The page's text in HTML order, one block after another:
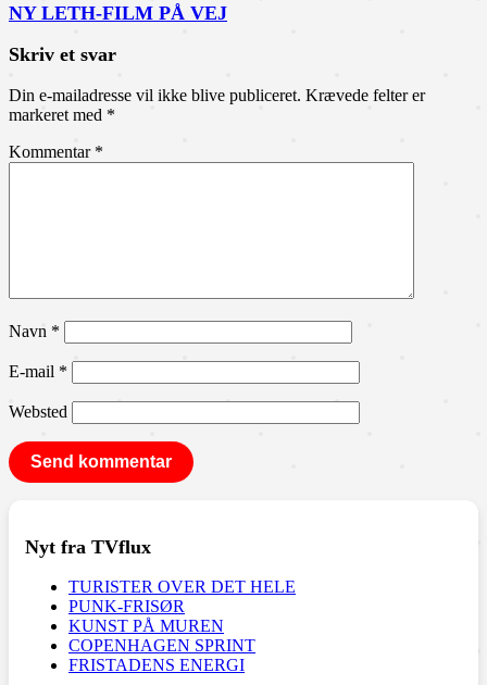
NY LETH-FILM PÅ VEJ
Skriv et svar
Din e-mailadresse vil ikke blive publiceret. Krævede felter er
markeret med *
Kommentar *
Navn *
E-mail *
Websted
Nyt fra TVflux
TURISTER OVER DET HELE
PUNK-FRISØR
KUNST PÅ MUREN
COPENHAGEN SPRINT
FRISTADENS ENERGI